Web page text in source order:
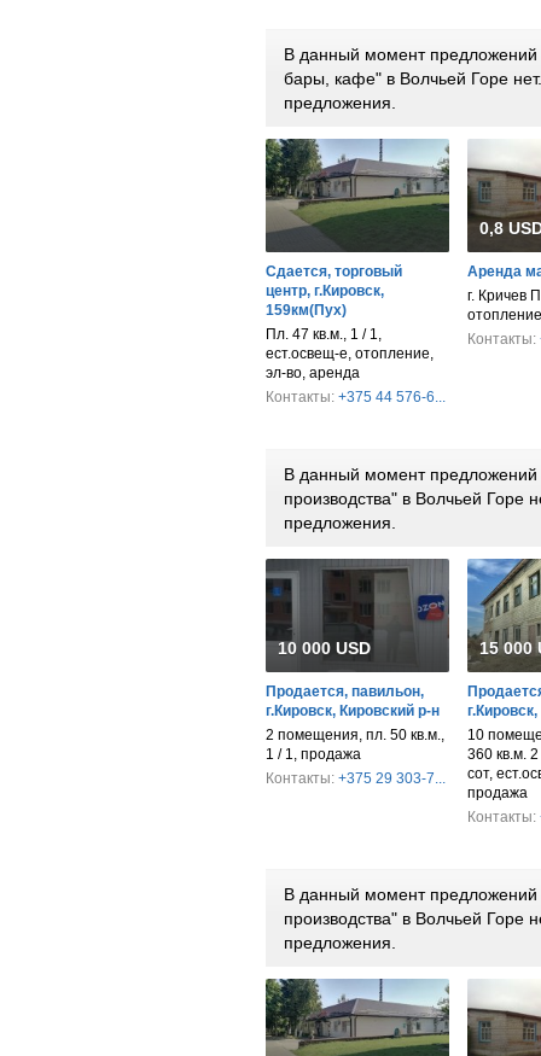
В данный момент
бары, кафе" в Волчьей Горе
предложения.
Сдается, торговый
центр, г.Кировск,
159км(Пух)
Пл. 47 кв.м., 1 / 1,
ест.освещ-е, отопление,
эл-во, аренда
Контакты: +375 44 576-6...
0,8
Аренда
г. Кричев
Контакты:
В данный момент
производства" в Волчьей Горе
предложения.
10 000 USD
Продается, павильон,
г.Кировск, Кировский р-н
2 помещения, пл. 50 кв.м.,
1 / 1, продажа
Контакты: +375 29 303-7...
15 000
г.Кировск,
10
360 кв.м.
сот,
продажа
Контакты:
В данный момент
производства" в Волчьей Горе
предложения.